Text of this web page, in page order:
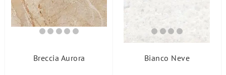
Breccia Aurora Bianco Neve